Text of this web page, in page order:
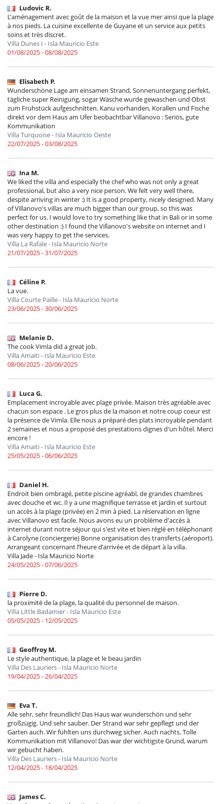
Ludovic R.
L'aménagement avec goût de la maison et la vue mer ainsi que la plage
à nos pieds. La cuisine excellente de Guyane et un service aux petits
soins et très discret.
Villa Dunes I - Isla Mauricio Este
01/08/2025 - 08/08/2025
Elisabeth P.
Wunderschöne Lage am einsamen Strand, Sonnenuntergang perfekt,
tägliche super Reinigung, sogar Wäsche wurde gewaschen und Obst
zum Frühstück aufgeschnitten. Kanu vorhanden, Korallen und Fische
direkt vor dem Haus am Ufer beobachtbar Villanovo : Seriös, gute
Kommunikation
Villa Turquoise - Isla Mauricio Oeste
22/07/2025 - 03/08/2025
Ina M.
We liked the villa and especially the chef who was not only a great
professional, but also a very nice person. We felt very well there,
despite arriving in winter :) It is a good property, nicely designed. Many
of Villanovo's villas are much bigger than our group, so this was
perfect for us. I would love to try something like that in Bali or in some
other destination :) I found the Villanovo's website on internet and I
was very happy to get the services.
Villa La Rafale - Isla Mauricio Norte
21/07/2025 - 31/07/2025
Céline P.
La vue.
Villa Courte Paille - Isla Mauricio Norte
23/06/2025 - 30/06/2025
Melanie D.
The cook Vimla did a great job.
Villa Amaiti - Isla Mauricio Este
08/06/2025 - 20/06/2025
Luca G.
Emplacement incroyable avec plage privée. Maison très agréable avec
chacun son espace . Le gros plus de la maison et notre coup coeur est
la présence de Vimla. Elle nous a préparé des plats incroyable pendant
2 semaines et nous a proposé des prestations dignes d'un hôtel. Merci
encore !
Villa Amaiti - Isla Mauricio Este
25/05/2025 - 06/06/2025
Daniel H.
Endroit bien ombragé, petite piscine agréabl, de grandes chambres
avec douche et wc. Il y a une magnifique terrasse et jardin et surtout
un accès à la plage (privée) en 2 min à pied. La réservation en ligne
avec Villanovo est facile. Nous avons eu un problème d'accès à
internet durant notre séjour qui s'est vite et bien réglé en téléphonant
à Carolyne (conciergerie) Bonne organisation des transferts (aéroport).
Arrangeant concernant l’heure d’arrivée et de départ à la villa.
Villa Jade - Isla Mauricio Norte
24/05/2025 - 07/06/2025
Pierre D.
la proximité de la plage, la qualité du personnel de maison.
Villa Little Badamier - Isla Mauricio Este
05/05/2025 - 12/05/2025
Geoffroy M.
Le style authentique, la plage et le beau jardin
Villa Des Lauriers - Isla Mauricio Norte
19/04/2025 - 26/04/2025
Eva T.
Alle sehr, sehr freundlich! Das Haus war wunderschön und sehr
großzügig. Und sehr sauber. Der Strand war sehr gepflegt und der
Garten auch. Wir fühlten uns durchweg sicher. Auch nachts. Tolle
Kommunikation mit Villanovo! Das war der wichtigste Grund, warum
wir gebucht haben.
Villa Des Lauriers - Isla Mauricio Norte
12/04/2025 - 18/04/2025
James C.